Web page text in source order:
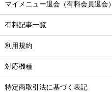
マイメニュー退会（有料会員退会）
有料記事一覧
利用規約
対応機種
特定商取引法に基づく表記